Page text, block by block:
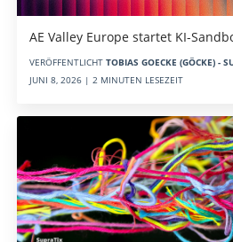
AE Valley Europe startet KI-
VERÖFFENTLICHT TOBIAS GOECKE (GÖCKE) -
JUNI 8, 2026 | 2 MINUTEN LESEZEIT